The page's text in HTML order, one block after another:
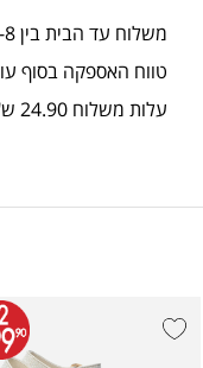
משלוח עד הבית בין 3-8 ימי עסקים
טווח האספקה בסוף עונה הינו
עלות משלוח 24.90 ש"ח